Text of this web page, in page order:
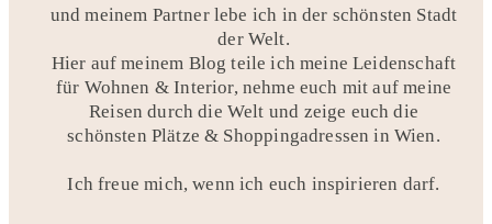
und meinem Partner lebe ich in der schönsten Stadt
der Welt.
Hier auf meinem Blog teile ich meine Leidenschaft
für Wohnen & Interior, nehme euch mit auf meine
Reisen durch die Welt und zeige euch die
schönsten Plätze & Shoppingadressen in Wien.
Ich freue mich, wenn ich euch inspirieren darf.